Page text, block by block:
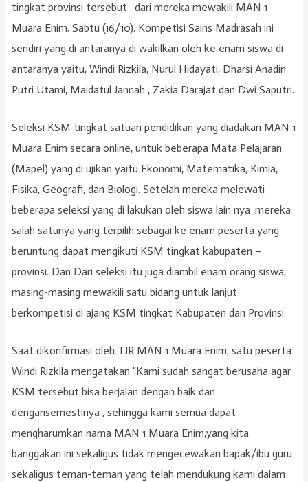
tingkat provinsi tersebut , dari mereka mewakili MAN 1
Muara Enim. Sabtu (16/10). Kompetisi Sains Madrasah ini
sendiri yang di antaranya di wakilkan oleh ke enam siswa di
antaranya yaitu, Windi Rizkila, Nurul Hidayati, Dharsi Anadin
Putri Utami, Maidatul Jannah , Zakia Darajat dan Dwi Saputri.
Seleksi KSM tingkat satuan pendidikan yang diadakan MAN 1
Muara Enim secara online, untuk beberapa Mata Pelajaran
(Mapel) yang di ujikan yaitu Ekonomi, Matematika, Kimia,
Fisika, Geografi, dan Biologi. Setelah mereka melewati
beberapa seleksi yang di lakukan oleh siswa lain nya ,mereka
salah satunya yang terpilih sebagai ke enam peserta yang
beruntung dapat mengikuti KSM tingkat kabupaten –
provinsi. Dan Dari seleksi itu juga diambil enam orang siswa,
masing-masing mewakili satu bidang untuk lanjut
berkompetisi di ajang KSM tingkat Kabupaten dan Provinsi.
Saat dikonfirmasi oleh TJR MAN 1 Muara Enim, satu peserta
Windi Rizkila mengatakan “Kami sudah sangat berusaha agar
KSM tersebut bisa berjalan dengan baik dan
dengansemestinya , sehingga kami semua dapat
mengharumkan nama MAN 1 Muara Enim,yang kita
banggakan ini sekaligus tidak mengecewakan bapak/ibu guru
sekaligus teman-teman yang telah mendukung kami dalam